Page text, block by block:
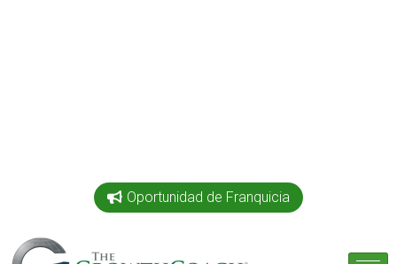
Oportunidad de Franquicia